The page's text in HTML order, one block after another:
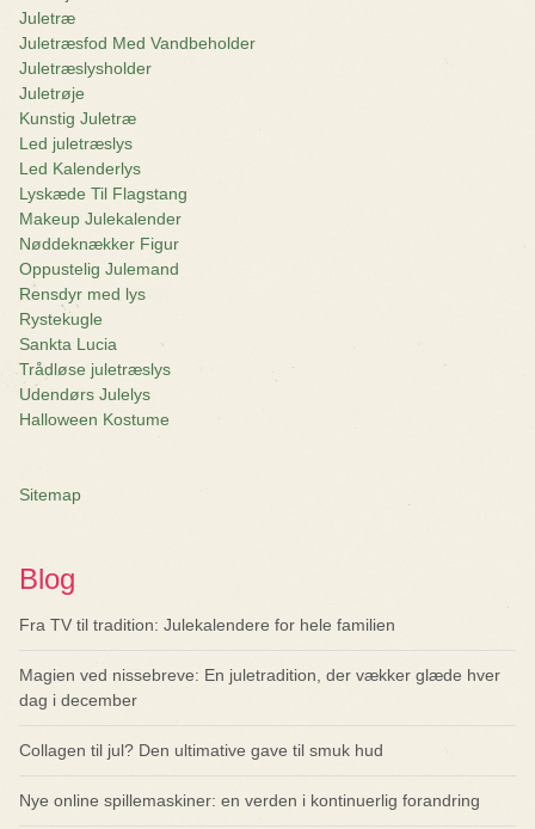
Juletræ
Juletræsfod Med Vandbeholder
Juletræslysholder
Juletrøje
Kunstig Juletræ
Led juletræslys
Led Kalenderlys
Lyskæde Til Flagstang
Makeup Julekalender
Nøddeknækker Figur
Oppustelig Julemand
Rensdyr med lys
Rystekugle
Sankta Lucia
Trådløse juletræslys
Udendørs Julelys
Halloween Kostume
Sitemap
Blog
Fra TV til tradition: Julekalendere for hele familien
Magien ved nissebreve: En juletradition, der vækker glæde hver
dag i december
Collagen til jul? Den ultimative gave til smuk hud
Nye online spillemaskiner: en verden i kontinuerlig forandring